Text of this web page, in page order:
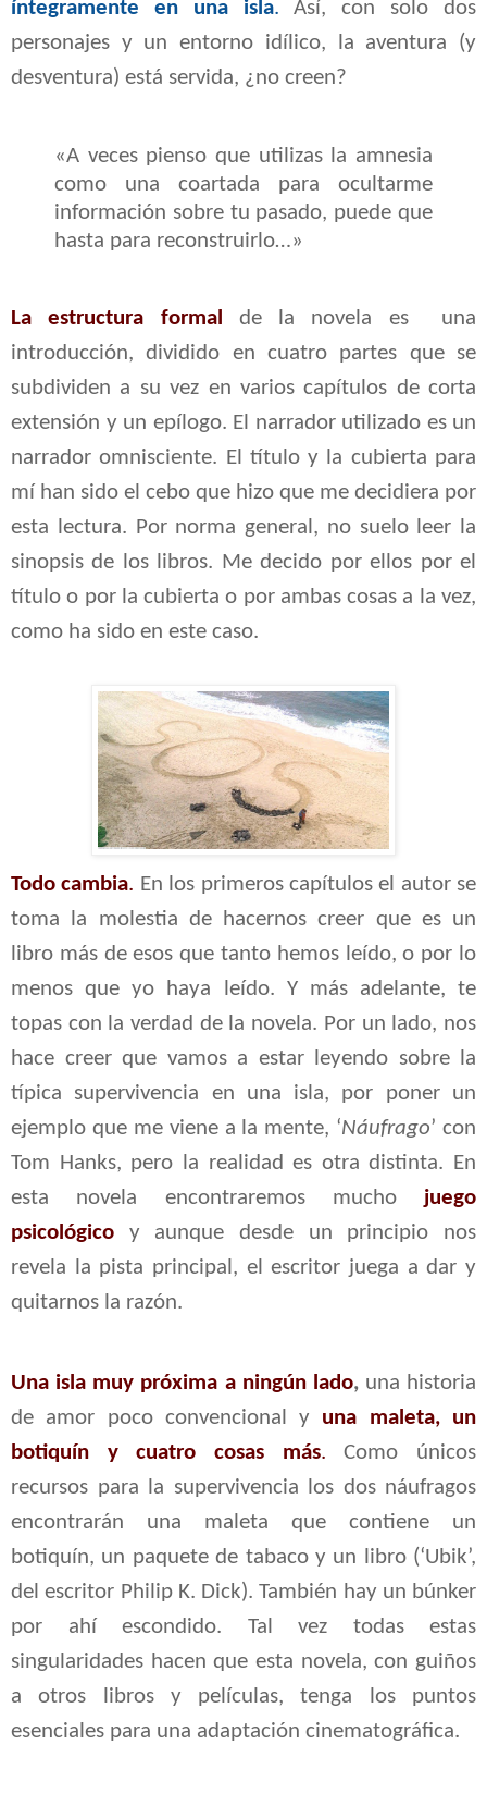
íntegramente en una isla. Así, con solo dos
personajes y un entorno idílico, la aventura (y
desventura) está servida, ¿no creen?
«A veces pienso que utilizas la amnesia
como una coartada para ocultarme
información sobre tu pasado, puede que
hasta para reconstruirlo…»
La estructura formal
de la novela es una
introducción, dividido en cuatro partes que se
subdividen a su vez en varios capítulos de corta
extensión y un epílogo. El narrador utilizado es un
narrador omnisciente. El título y la cubierta para
mí han sido el cebo que hizo que me decidiera por
esta lectura. Por norma general, no suelo leer la
sinopsis de los libros. Me decido por ellos por el
título o por la cubierta o por ambas cosas a la vez,
como ha sido en este caso.
Todo cambia. En los primeros capítulos el autor se
toma la molestia de hacernos creer que es un
libro más de esos que tanto hemos leído, o por lo
menos que yo haya leído. Y más adelante, te
topas con la verdad de la novela. Por un lado, nos
hace creer que vamos a estar leyendo sobre la
típica supervivencia en una isla, por poner un
ejemplo que me viene a la mente, ‘Náufrago’ con
Tom Hanks, pero la realidad es otra distinta. En
esta novela encontraremos mucho juego
psicológico y aunque desde un principio nos
revela la pista principal, el escritor juega a dar y
quitarnos la razón.
Una isla muy próxima a ningún lado, una historia
de amor poco convencional y una maleta, un
botiquín y cuatro cosas más. Como únicos
recursos para la supervivencia los dos náufragos
encontrarán una maleta que contiene un
botiquín, un paquete de tabaco y un libro (‘Ubik’,
del escritor Philip K. Dick). También hay un búnker
por ahí escondido. Tal vez todas estas
singularidades hacen que esta novela, con guiños
a otros libros y películas, tenga los puntos
esenciales para una adaptación cinematográfica.